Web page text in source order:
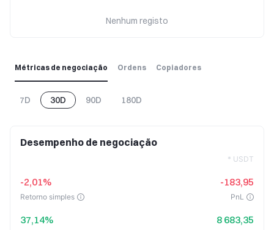
Nenhum registo
Métricas de negociação Ordens Copiadores
7D 30D 90D 180D
Desempenho de negociação
* USDT
-2,01%
Retorno simples
-183,95
PnL
37,14% 8 683,35